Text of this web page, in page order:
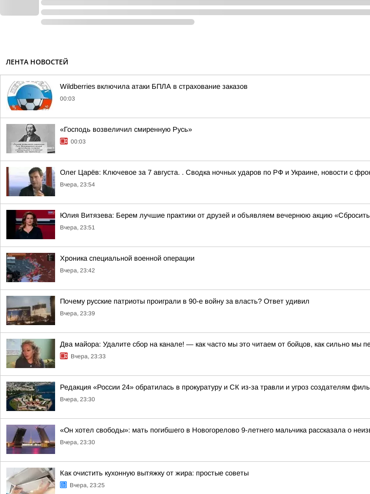
ЛЕНТА НОВОСТЕЙ
Wildberries включила атаки БПЛА в страхование заказов
00:03
«Господь возвеличил смиренную Русь»
00:03
Олег Царёв: Ключевое за 7 августа. . Сводка ночных ударов по РФ и Украине, новости с
Вчера, 23:54
Юлия Витязева: Берем лучшие практики от друзей и объявляем вечернюю акцию
Вчера, 23:51
Хроника специальной военной операции
Вчера, 23:42
Почему русские патриоты проиграли в 90-е войну за власть? Ответ удивил
Вчера, 23:39
Два майора: Удалите сбор на канале! — как часто мы это читаем от бойцов, как сильно мы
Вчера, 23:33
Редакция «России 24» обратилась в прокуратуру и СК из-за травли и угроз создателям
Вчера, 23:30
«Он хотел свободы»: мать погибшего в Новогорелово 9-летнего мальчика рассказала о
Вчера, 23:30
Как очистить кухонную вытяжку от жира: простые советы
Вчера, 23:25